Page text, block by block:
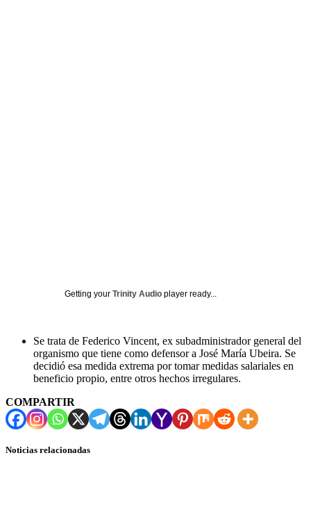
Getting your Trinity Audio player ready...
Se trata de Federico Vincent, ex subadministrador general del
organismo que tiene como defensor a José María Ubeira. Se
decidió esa medida extrema por tomar medidas salariales en
beneficio propio, entre otros hechos irregulares.
COMPARTIR
Noticias relacionadas